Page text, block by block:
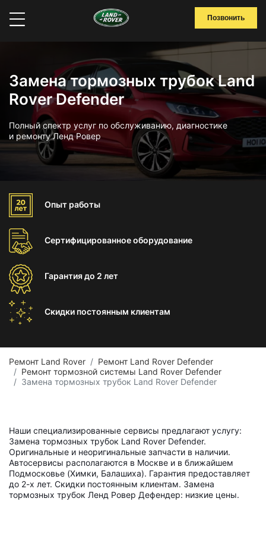
Позвонить
Замена тормозных трубок Land
Rover Defender
Полный спектр услуг по обслуживанию, диагностике
и ремонту Ленд Ровер
Опыт работы
Сертифицированноеоборудование
Гарантиядо 2 лет
Скидки постоянным клиентам
Ремонт Land Rover
Ремонт Land Rover Defender
Ремонт тормозной системы Land Rover Defender
Замена тормозных трубок Land Rover Defender
Наши специализированные сервисы предлагают услугу:
Замена тормозных трубок Land Rover Defender.
Оригинальные и неоригинальные запчасти в наличии.
Автосервисы располагаются в Москве и в ближайшем
Подмосковье (Химки, Балашиха). Гарантия предоставляет
до 2-х лет. Скидки постоянным клиентам. Замена
тормозных трубок Ленд Ровер Дефендер: низкие цены.